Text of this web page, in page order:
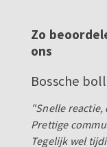
Zo
ons
Bossche
"Snelle
Prettige
Tegelijk wel